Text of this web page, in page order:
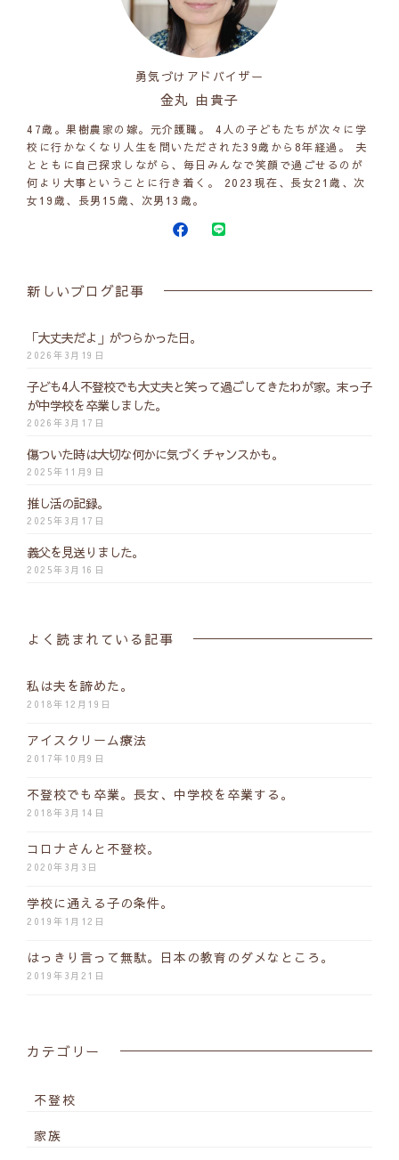
勇気づけアドバイザー
金丸 由貴子
47歳。果樹農家の嫁。元介護職。 4人の子どもたちが次々に学
校に行かなくなり人生を問いただされた39歳から8年経過。 夫
とともに自己探求しながら、毎日みんなで笑顔で過ごせるのが
何より大事ということに行き着く。 2023現在、長女21歳、次
女19歳、長男15歳、次男13歳。
新しいブログ記事
「大丈夫だよ」がつらかった日。
2026年3月19日
子ども4人不登校でも大丈夫と笑って過ごしてきたわが家。末っ子
が中学校を卒業しました。
2026年3月17日
傷ついた時は大切な何かに気づくチャンスかも。
2025年11月9日
推し活の記録。
2025年3月17日
義父を見送りました。
2025年3月16日
よく読まれている記事
私は夫を諦めた。
2018年12月19日
アイスクリーム療法
2017年10月9日
不登校でも卒業。長女、中学校を卒業する。
2018年3月14日
コロナさんと不登校。
2020年3月3日
学校に通える子の条件。
2019年1月12日
はっきり言って無駄。日本の教育のダメなところ。
2019年3月21日
カテゴリー
不登校
家族